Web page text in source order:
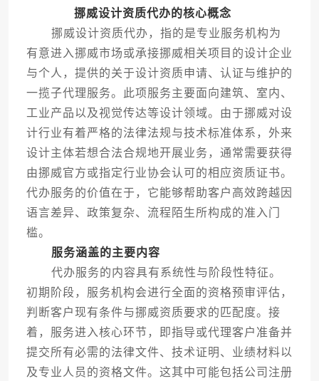
挪威设计资质代办的核心概念
挪威设计资质代办，指的是专业服务机构为
有意进入挪威市场或承接挪威相关项目的设计企业
与个人，提供的关于设计资质申请、认证与维护的
一揽子代理服务。此项服务主要面向建筑、室内、
工业产品以及视觉传达等设计领域。由于挪威对设
计行业有着严格的法律法规与技术标准体系，外来
设计主体若想合法合规地开展业务，通常需要获得
由挪威官方或指定行业协会认可的相应资质证书。
代办服务的价值在于，它能够帮助客户高效跨越因
语言差异、政策复杂、流程陌生所构成的准入门
槛。
服务涵盖的主要内容
代办服务的内容具有系统性与阶段性特征。
初期阶段，服务机构会进行全面的资格预审评估，
判断客户现有条件与挪威资质要求的匹配度。接
着，服务进入核心环节，即指导或代理客户准备并
提交所有必需的法律文件、技术证明、业绩材料以
及专业人员的资格文件。这其中可能包括公司注册